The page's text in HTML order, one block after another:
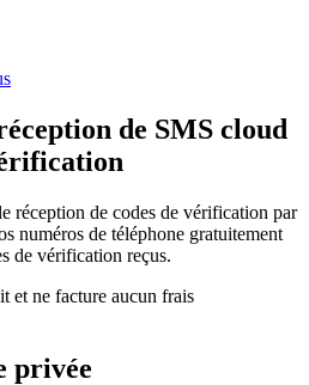
de SMS cloud
réception de codes de vérification par
numéros de téléphone gratuitement
de vérification reçus.
et ne facture aucun frais
privée